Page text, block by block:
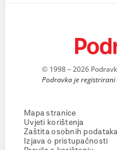
© 1998 – 2026
Podravka je registrirani
Mapa stranice
Uvjeti korištenja
Zaštita osobnih podataka
Izjava o pristupačnosti